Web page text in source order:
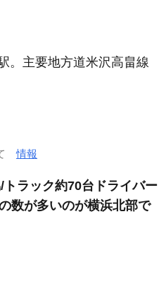
。主要地方道米沢高畠線
て情報
ラック約70台ドライバー
数が多いのが横浜北部で